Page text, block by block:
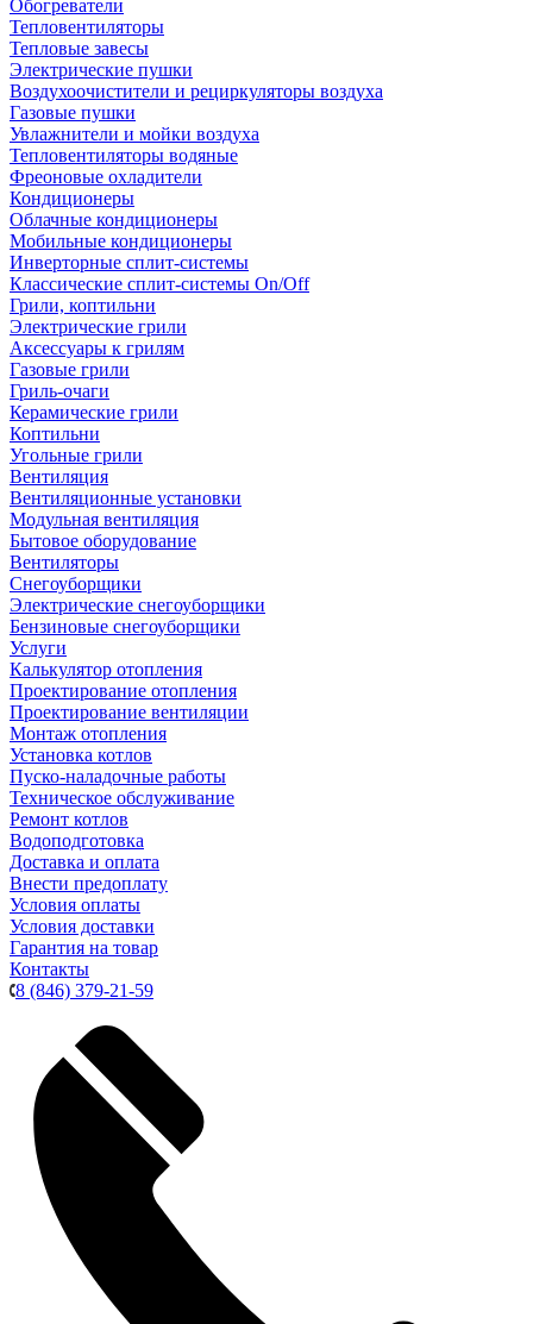
Обогреватели
Тепловентиляторы
Тепловые завесы
Электрические пушки
Воздухоочистители и рециркуляторы воздуха
Газовые пушки
Увлажнители и мойки воздуха
Тепловентиляторы водяные
Фреоновые охладители
Кондиционеры
Облачные кондиционеры
Мобильные кондиционеры
Инверторные сплит-системы
Классические сплит-системы On/Off
Грили, коптильни
Электрические грили
Аксессуары к грилям
Газовые грили
Гриль-очаги
Керамические грили
Коптильни
Угольные грили
Вентиляция
Вентиляционные установки
Модульная вентиляция
Бытовое оборудование
Вентиляторы
Снегоуборщики
Электрические снегоуборщики
Бензиновые снегоуборщики
Услуги
Калькулятор отопления
Проектирование отопления
Проектирование вентиляции
Монтаж отопления
Установка котлов
Пуско-наладочные работы
Техническое обслуживание
Ремонт котлов
Водоподготовка
Доставка и оплата
Внести предоплату
Условия оплаты
Условия доставки
Гарантия на товар
Контакты
8 (846) 379-21-59